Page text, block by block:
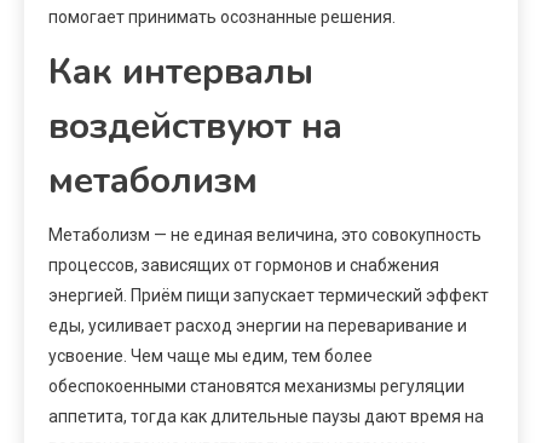
помогает принимать осознанные решения.
Как интервалы
воздействуют на
метаболизм
Метаболизм — не единая величина, это совокупность
процессов, зависящих от гормонов и снабжения
энергией. Приём пищи запускает термический эффект
еды, усиливает расход энергии на переваривание и
усвоение. Чем чаще мы едим, тем более
обеспокоенными становятся механизмы регуляции
аппетита, тогда как длительные паузы дают время на